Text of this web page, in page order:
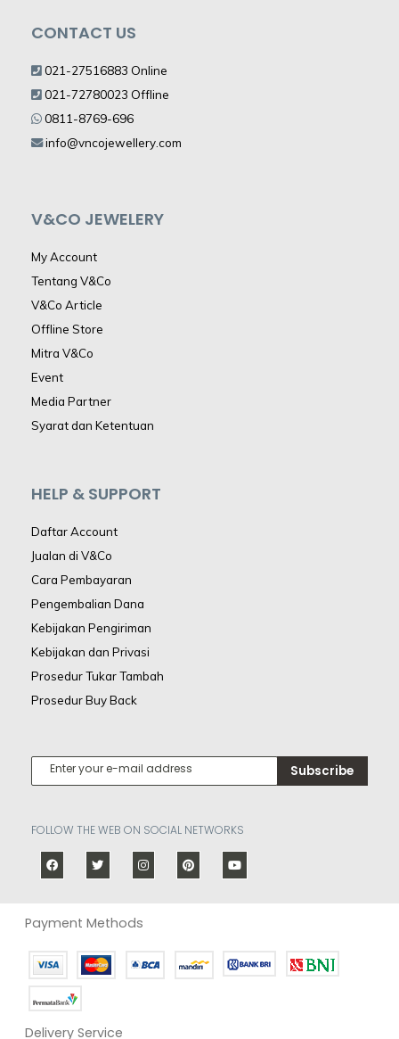
V&CO JEWELERY
My Account
Tentang V&Co
V&Co Article
Offline Store
Mitra V&Co
Event
Media Partner
Syarat dan Ketentuan
HELP & SUPPORT
Daftar Account
Jualan di V&Co
Cara Pembayaran
Pengembalian Dana
Kebijakan Pengiriman
Kebijakan dan Privasi
Prosedur Tukar Tambah
Prosedur Buy Back
CONTACT US
021-27516883 Online
021-72780023 Offline
0811-8769-696
info@vncojewellery.com
Subscribe
FOLLOW THE WEB ON SOCIAL NETWORKS
Payment Methods
Delivery Service